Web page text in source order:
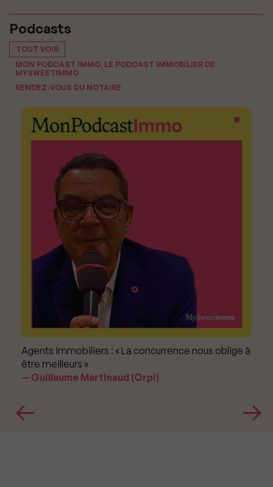
Podcasts
TOUT VOIR
MON PODCAST IMMO, LE PODCAST IMMOBILIER DE
MYSWEETIMMO
RENDEZ-VOUS DU NOTAIRE
Agents immobiliers : « La concurrence nous oblige à
être meilleurs »
Guillaume Martinaud (Orpi)